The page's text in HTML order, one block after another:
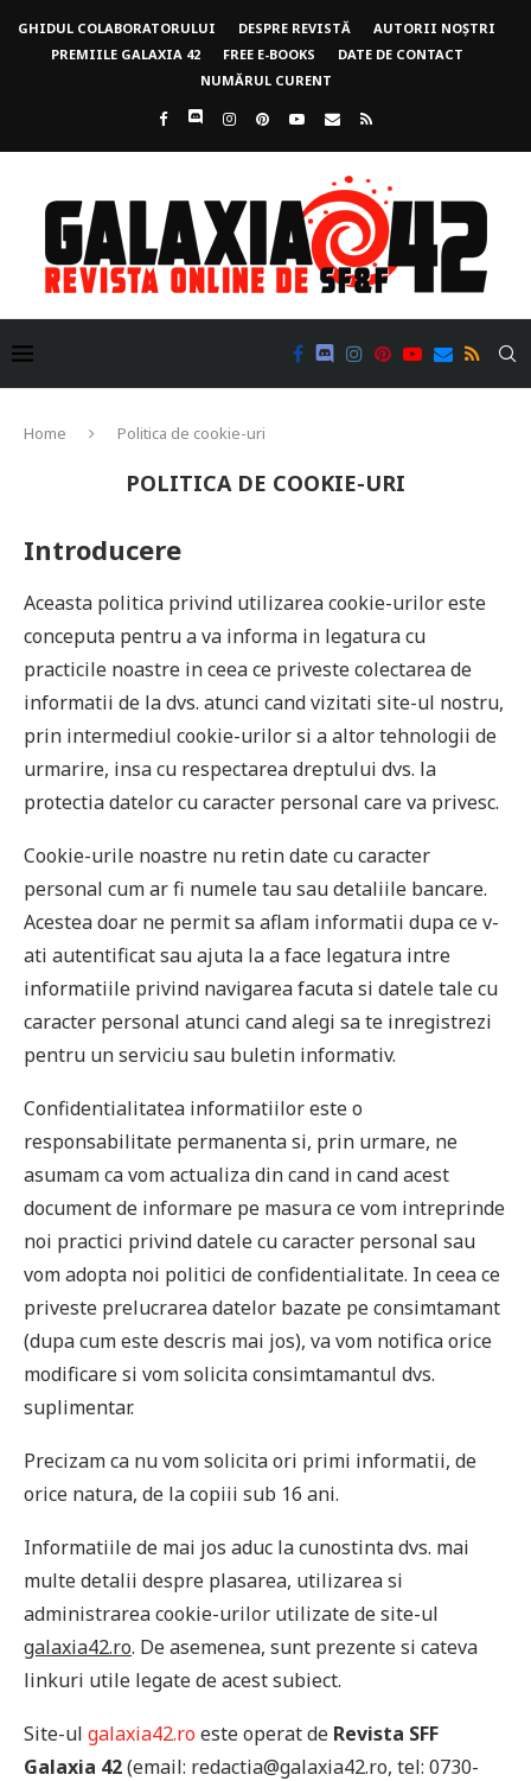
GHIDUL COLABORATORULUI DESPRE REVISTĂ
AUTORII NOȘTRI
PREMIILE GALAXIA 42
FREE E-BOOKS
DATE DE CONTACT
NUMĂRUL CURENT
Home Politica de cookie-uri
POLITICA DE COOKIE-URI
Introducere
Aceasta politica privind utilizarea cookie-urilor este
conceputa pentru a va informa in legatura cu
practicile noastre in ceea ce priveste colectarea de
informatii de la dvs. atunci cand vizitati site-ul nostru,
prin intermediul cookie-urilor si a altor tehnologii de
urmarire, insa cu respectarea dreptului dvs. la
protectia datelor cu caracter personal care va privesc.
Cookie-urile noastre nu retin date cu caracter
personal cum ar fi numele tau sau detaliile bancare.
Acestea doar ne permit sa aflam informatii dupa ce v-
ati autentificat sau ajuta la a face legatura intre
informatiile privind navigarea facuta si datele tale cu
caracter personal atunci cand alegi sa te inregistrezi
pentru un serviciu sau buletin informativ.
Confidentialitatea informatiilor este o
responsabilitate permanenta si, prin urmare, ne
asumam ca vom actualiza din cand in cand acest
document de informare pe masura ce vom intreprinde
noi practici privind datele cu caracter personal sau
vom adopta noi politici de confidentialitate. In ceea ce
priveste prelucrarea datelor bazate pe consimtamant
(dupa cum este descris mai jos), va vom notifica orice
modificare si vom solicita consimtamantul dvs.
suplimentar.
Precizam ca nu vom solicita ori primi informatii, de
orice natura, de la copiii sub 16 ani.
Informatiile de mai jos aduc la cunostinta dvs. mai
multe detalii despre plasarea, utilizarea si
administrarea cookie-urilor utilizate de site-ul
galaxia42.ro. De asemenea, sunt prezente si cateva
linkuri utile legate de acest subiect.
Site-ul galaxia42.roeste operat de Revista SFF
Galaxia 42(email: redactia@galaxia42.ro, tel: 0730-